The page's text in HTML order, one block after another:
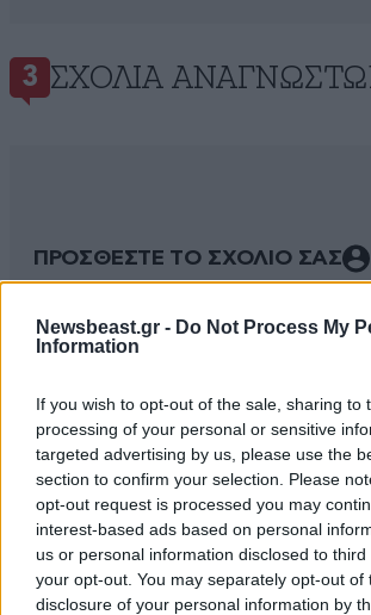
Newsbeast.gr - Do Not Process My
Information
If you wish to opt-out of the sale, sharing to
processing of your personal or sensitive
targeted advertising by us, please use the
section to confirm your selection. Please
opt-out request is processed you may
interest-based ads based on personal
us or personal information disclosed to
your opt-out. You may separately opt-out of
disclosure of your personal information by
3 ΣΧΌΛΙΑ
ΠΡΟΣΘΕΣΤΕ ΤΟ ΣΧΟΛΙΟ ΣΑΣ
Xαρακτήρες: 0/1000
Διαβάστε και ακολουθήστε τους